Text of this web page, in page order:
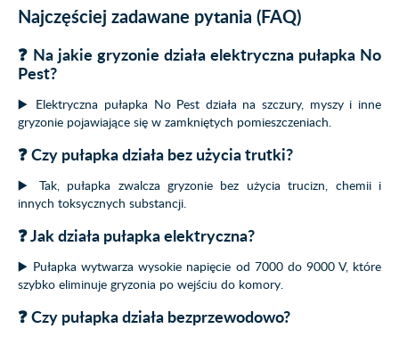
Najczęściej zadawane pytania (FAQ)
❓ Na jakie gryzonie działa elektryczna pułapka No
Pest?
▶️ Elektryczna pułapka No Pest działa na szczury, myszy i inne
gryzonie pojawiające się w zamkniętych pomieszczeniach.
❓ Czy pułapka działa bez użycia trutki?
▶️ Tak, pułapka zwalcza gryzonie bez użycia trucizn, chemii i
innych toksycznych substancji.
❓ Jak działa pułapka elektryczna?
▶️ Pułapka wytwarza wysokie napięcie od 7000 do 9000 V, które
szybko eliminuje gryzonia po wejściu do komory.
❓ Czy pułapka działa bezprzewodowo?